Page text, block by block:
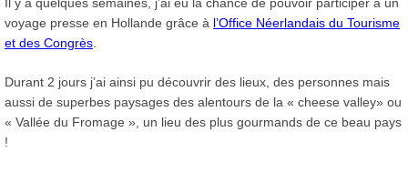
Il y a quelques semaines, j’ai eu la chance de pouvoir participer à un
voyage presse en Hollande grâce à l’Office Néerlandais du Tourisme
et des Congrès.
Durant 2 jours j’ai ainsi pu découvrir des lieux, des personnes mais
aussi de superbes paysages des alentours de la « cheese valley» ou
« Vallée du Fromage », un lieu des plus gourmands de ce beau pays
!